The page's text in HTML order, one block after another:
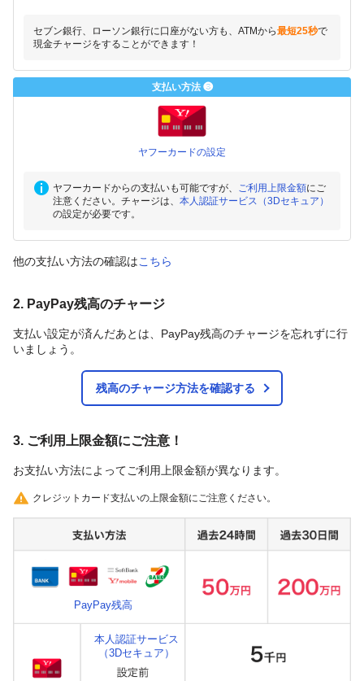
セブン銀行、ローソン銀行に口座がない方も、ATMから最短25秒で
現金チャージをすることができます！
支払い方法 ❸
ヤフーカードの設定
ヤフーカードからの支払いも可能ですが、 ご利用上限金額にご
注意ください。チャージは、 本人認証サービス（3Dセキュア）
の設定が必要です。
他の支払い方法の確認はこちら
2. PayPay残高のチャージ
支払い設定が済んだあとは、PayPay残高のチャージを忘れずに行
いましょう。
残高のチャージ方法を確認する
3. ご利用上限金額にご注意！
お支払い方法によってご利用上限金額が異なります。
クレジットカード支払いの上限金額にご注意ください。
PayPay残高
本人認証サービス
（3Dセキュア）